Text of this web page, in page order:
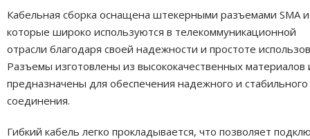
Кабельная сборка оснащена штекерными разъемами SMA
которые широко используются в телекоммуникационной
отрасли благодаря своей надежности и простоте
Разъемы изготовлены из высококачественных материалов
предназначены для обеспечения надежного и стабильного
соединения.
Гибкий кабель легко прокладывается, что позволяет